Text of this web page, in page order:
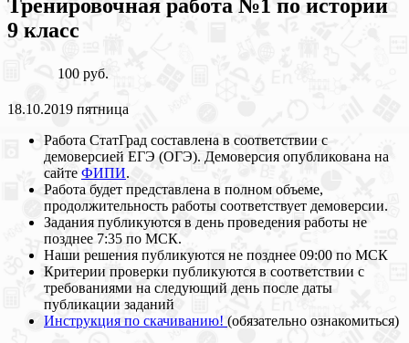
Тренировочная работа №1 по истории
9 класс
100 руб.
18.10.2019 пятница
Работа СтатГрад составлена в соответствии с
демоверсией ЕГЭ (ОГЭ). Демоверсия опубликована на
сайте ФИПИ.
Работа будет представлена в полном объеме,
продолжительность работы соответствует демоверсии.
Задания публикуются в день проведения работы не
позднее 7:35 по МСК.
Наши решения публикуются не позднее 09:00 по МСК
Критерии проверки публикуются в соответствии с
требованиями на следующий день после даты
публикации заданий
Инструкция по скачиванию! (обязательно ознакомиться)